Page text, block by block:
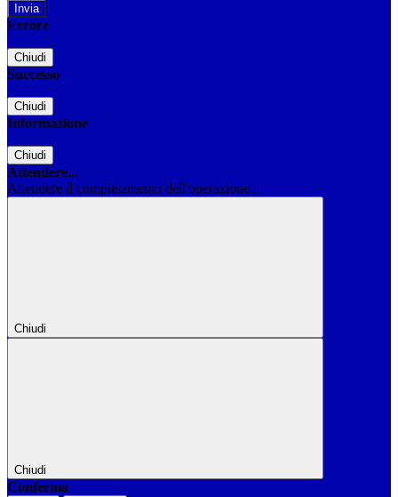
Errore
Chiudi
Successo
Chiudi
Informazione
Chiudi
Attendere...
Attendere il completamento dell'operazione...
Chiudi
Chiudi
Conferma